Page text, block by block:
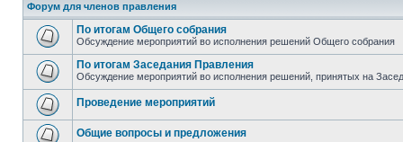
Форум для членов правления
По итогам Общего собрания
Обсуждение мероприятий во исполнения решений Общего собрания
По итогам Заседания Правления
Обсуждение мероприятий во исполнения решений, принятых на
Проведение мероприятий
Общие вопросы и предложения